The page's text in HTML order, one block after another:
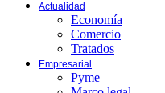
Actualidad
Economía
Comercio
Tratados
Empresarial
Pyme